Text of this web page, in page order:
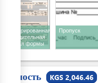
Зарегистрированная
сопроводительная
накладная формы
Пропуск
Стоимость KGS 2,046.46